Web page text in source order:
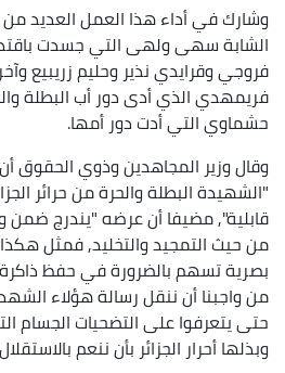
وشارك في أداء هذا العمل العديد من
الشابة سهى ولهى التي جسدت
فروجي وقرايدي نذير وحليم زريبيع
فريمهدي الذي أدى دور أب البطلة
حشماوي التي أدت دور أمها.
وقال وزير المجاهدين وذوي الحقوق
"الشهيدة البطلة والحرة من حرائر
قابلية", مضيفا أن عرضه "يندرج ضمن
من حيث التمجيد والتخليد, فمثل هكذا
بصرية تسهم بالضرورة في حفظ ذاكرة
من واجبنا أن ننقل رسالة هؤلاء
حتى يتعرفوا على التضحيات الجسام التي
وبذلها أحرار الجزائر بأن ننعم بالاستقلال